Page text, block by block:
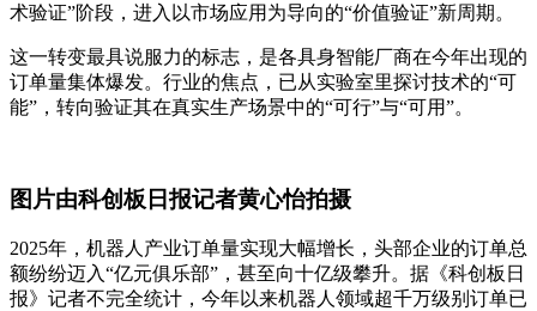
术验证”阶段，进入以市场应用为导向的“价值验证”新周期。
这一转变最具说服力的标志，是各具身智能厂商在今年出现的
订单量集体爆发。行业的焦点，已从实验室里探讨技术的“可
能”，转向验证其在真实生产场景中的“可行”与“可用”。
图片由科创板日报记者黄心怡拍摄
2025年，机器人产业订单量实现大幅增长，头部企业的订单总
额纷纷迈入“亿元俱乐部”，甚至向十亿级攀升。据《科创板日
报》记者不完全统计，今年以来机器人领域超千万级别订单已